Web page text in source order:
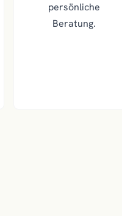
persönliche
Beratung.